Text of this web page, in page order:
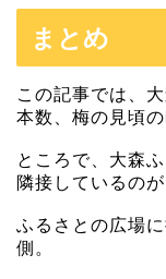
まとめ
この記事では、
本数、梅の見頃
ところで、大森
隣接しているの
ふるさとの広場
側。